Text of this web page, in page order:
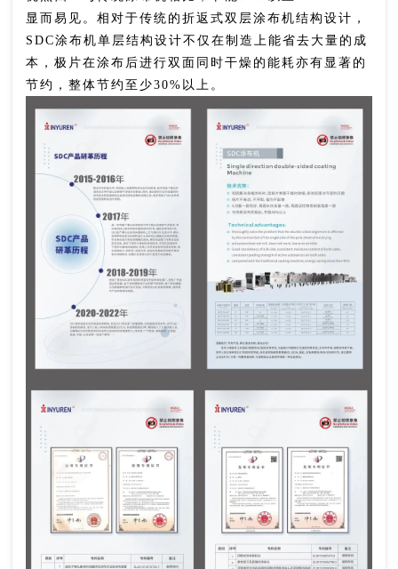
显而易见。相对于传统的折返式双层涂布机结构设计，
SDC涂布机单层结构设计不仅在制造上能省去大量的成
本，极片在涂布后进行双面同时干燥的能耗亦有显著的
节约，整体节约至少30%以上。